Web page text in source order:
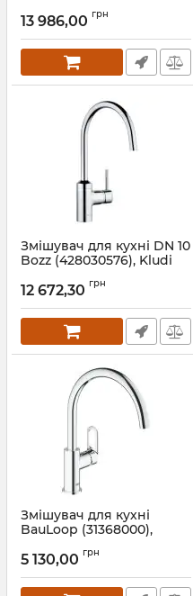
Артикул:30269000
13 986,00 грн
Змішувач для кухні DN 10
Bozz (428030576), Kludi
12 672,30 грн
Змішувач для кухні
BauLoop (31368000),
Артикул:31368000
5 130,00 грн